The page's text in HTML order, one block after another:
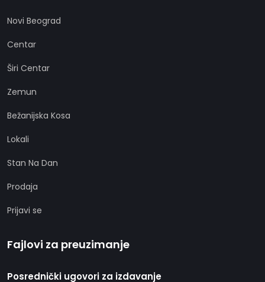
Novi Beograd
Centar
Širi Centar
Zemun
Bežanijska Kosa
Lokali
Stan Na Dan
Prodaja
Prijavi se
Fajlovi za preuzimanje
Posrednički ugovori za izdavanje